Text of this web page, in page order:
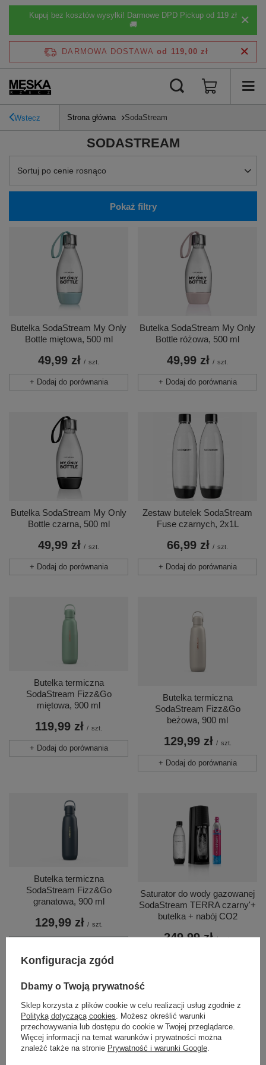
Kupuj bez kosztów wysyłki! Darmowe DPD Pickup od 119 zł
🚚
DARMOWA DOSTAWA od 119,00 zł
Wstecz Strona główna SodaStream
SODASTREAM
Zmień sortowanie
Sortuj po cenie rosnąco
Pokaż filtry
Butelka SodaStream My Only
Bottle miętowa, 500 ml
49,99 zł / szt.
+ Dodaj do porównania
Butelka SodaStream My Only
Bottle różowa, 500 ml
49,99 zł / szt.
+ Dodaj do porównania
Butelka SodaStream My Only
Bottle czarna, 500 ml
49,99 zł / szt.
+ Dodaj do porównania
Zestaw butelek SodaStream
Fuse czarnych, 2x1L
66,99 zł / szt.
+ Dodaj do porównania
Butelka termiczna
SodaStream Fizz&Go
miętowa, 900 ml
119,99 zł / szt.
+ Dodaj do porównania
Butelka termiczna
SodaStream Fizz&Go
beżowa, 900 ml
129,99 zł / szt.
+ Dodaj do porównania
Butelka termiczna
SodaStream Fizz&Go
granatowa, 900 ml
129,99 zł / szt.
Saturator do wody gazowanej
SodaStream TERRA czarny'+
butelka + nabój CO2
249,99 zł / szt.
Konfiguracja zgód
Dbamy o Twoją prywatność
Sklep korzysta z plików cookie w celu realizacji usług zgodnie z
Polityką dotyczącą cookies . Możesz określić warunki
przechowywania lub dostępu do cookie w Twojej przeglądarce.
Więcej informacji na temat warunków i prywatności można
znaleźć także na stronie Prywatność i warunki Google